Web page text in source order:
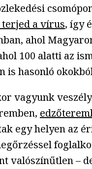
terjed a vírus, így
ahol
100 alatti az
is hasonló
vagyunk
egy helyen az
valószínűtlen –